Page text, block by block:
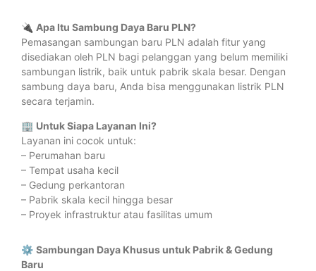
🔌 Apa Itu Sambung Daya Baru PLN?
Pemasangan sambungan baru PLN adalah fitur yang
disediakan oleh PLN bagi pelanggan yang belum memiliki
sambungan listrik, baik untuk pabrik skala besar. Dengan
sambung daya baru, Anda bisa menggunakan listrik PLN
secara terjamin.
🏢 Untuk Siapa Layanan Ini?
Layanan ini cocok untuk:
– Perumahan baru
– Tempat usaha kecil
– Gedung perkantoran
– Pabrik skala kecil hingga besar
– Proyek infrastruktur atau fasilitas umum
⚙️ Sambungan Daya Khusus untuk Pabrik & Gedung
Baru